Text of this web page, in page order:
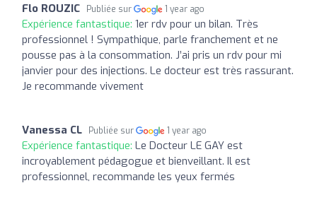
Flo ROUZIC Publiée sur 1 year ago
Expérience fantastique: 1er rdv pour un bilan. Très
professionnel ! Sympathique, parle franchement et ne
pousse pas à la consommation. J’ai pris un rdv pour mi
janvier pour des injections. Le docteur est très rassurant.
Je recommande vivement
Vanessa CL Publiée sur 1 year ago
Expérience fantastique: Le Docteur LE GAY est
incroyablement pédagogue et bienveillant. Il est
professionnel, recommande les yeux fermés